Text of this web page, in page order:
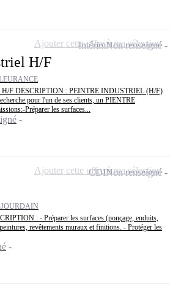
H/F
H/F DESCRIPTION : PEINTRE INDUSTRIEL (H/F)
pour l'un de ses clients, un PIENTRE
Préparer les surfaces...
IntérimNon renseigné
Ajouter cette offre à ma sélection
: - Préparer les surfaces (ponçage, enduits,
revêtements muraux et finitions. - Protéger les
CDINon renseigné
Ajouter cette offre à ma sélection